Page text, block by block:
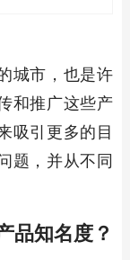
城市，也是许
和推广这些产
吸引更多的目
题，并从不同
品知名度？